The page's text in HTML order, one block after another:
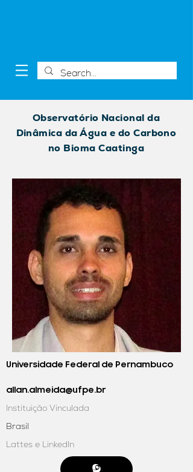
Observatório Nacional da
Dinâmica da Água e do Carbono
no Bioma Caatinga
Universidade Federal de Pernambuco
allan.almeida@ufpe.br
Instituição Vinculada
Brasil
Lattes e LinkedIn